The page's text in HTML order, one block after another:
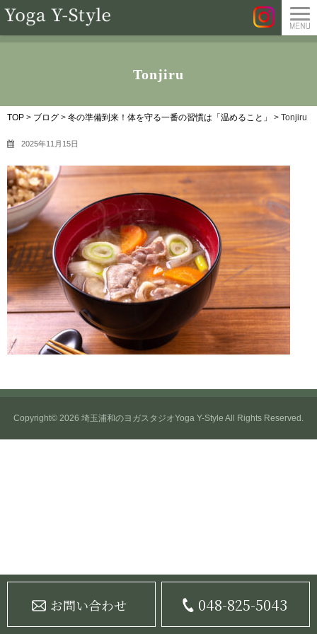
Tonjiru
TOP > ブログ > 冬の準備到来！体を守る一番の習慣は「温めること」 > Tonjiru
2025年11月15日
Copyright© 2026 埼玉浦和のヨガスタジオYoga Y-Style All Rights Reserved.
お問い合わせ 048-825-5043